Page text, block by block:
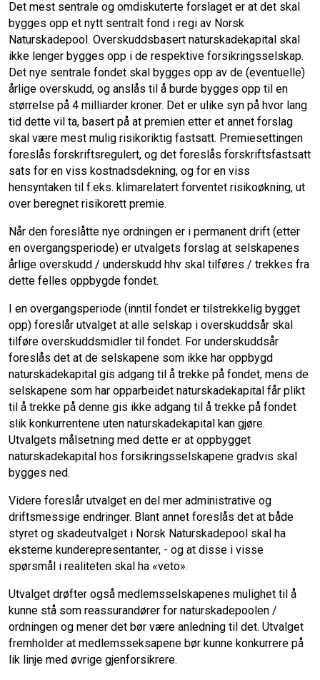
Det mest sentrale og omdiskuterte forslaget er at det skal
bygges opp et nytt sentralt fond i regi av Norsk
Naturskadepool. Overskuddsbasert naturskadekapital skal
ikke lenger bygges opp i de respektive forsikringsselskap.
Det nye sentrale fondet skal bygges opp av de (eventuelle)
årlige overskudd, og anslås til å burde bygges opp til en
størrelse på 4 milliarder kroner. Det er ulike syn på hvor lang
tid dette vil ta, basert på at premien etter et annet forslag
skal være mest mulig risikoriktig fastsatt. Premiesettingen
foreslås forskriftsregulert, og det foreslås forskriftsfastsatt
sats for en viss kostnadsdekning, og for en viss
hensyntaken til f.eks. klimarelatert forventet risikoøkning, ut
over beregnet risikorett premie.
Når den foreslåtte nye ordningen er i permanent drift (etter
en overgangsperiode) er utvalgets forslag at selskapenes
årlige overskudd / underskudd hhv skal tilføres / trekkes fra
dette felles oppbygde fondet.
I en overgangsperiode (inntil fondet er tilstrekkelig bygget
opp) foreslår utvalget at alle selskap i overskuddsår skal
tilføre overskuddsmidler til fondet. For underskuddsår
foreslås det at de selskapene som ikke har oppbygd
naturskadekapital gis adgang til å trekke på fondet, mens de
selskapene som har opparbeidet naturskadekapital får plikt
til å trekke på denne gis ikke adgang til å trekke på fondet
slik konkurrentene uten naturskadekapital kan gjøre.
Utvalgets målsetning med dette er at oppbygget
naturskadekapital hos forsikringsselskapene gradvis skal
bygges ned.
Videre foreslår utvalget en del mer administrative og
driftsmessige endringer. Blant annet foreslås det at både
styret og skadeutvalget i Norsk Naturskadepool skal ha
eksterne kunderepresentanter, - og at disse i visse
spørsmål i realiteten skal ha «veto».
Utvalget drøfter også medlemsselskapenes mulighet til å
kunne stå som reassurandører for naturskadepoolen /
ordningen og mener det bør være anledning til det. Utvalget
fremholder at medlemsseksapene bør kunne konkurrere på
lik linje med øvrige gjenforsikrere.